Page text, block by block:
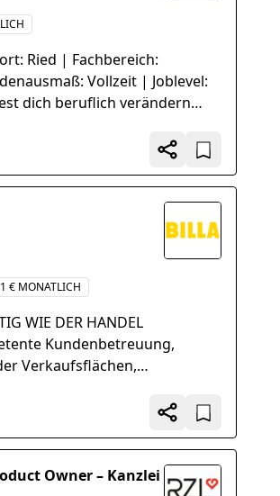
Ried | Fachbereich:
Vollzeit | Joblevel:
dich beruflich verändern
€ MONATLICH
WIE DER HANDEL
Kundenbetreuung,
Verkaufsflächen,
Owner – Kanzlei